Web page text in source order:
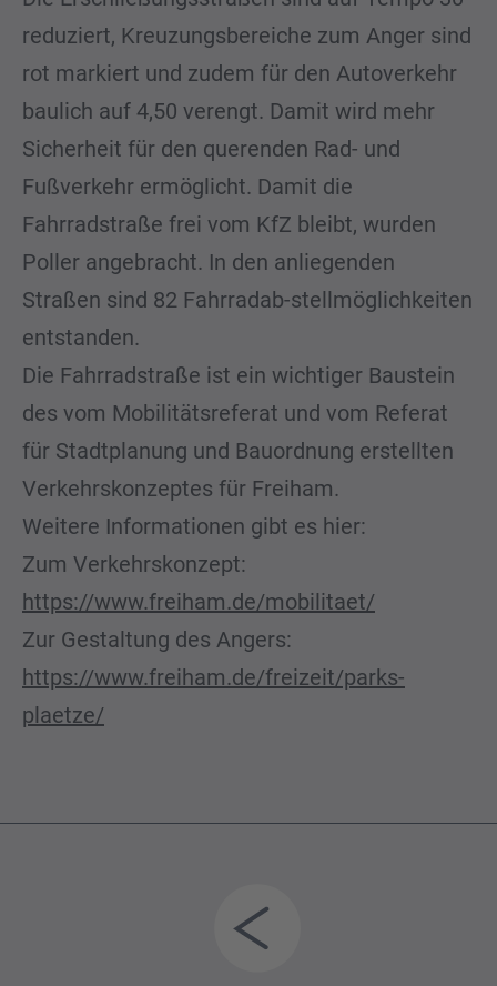
reduziert, Kreuzungsbereiche zum Anger sind
rot markiert und zudem für den Autoverkehr
baulich auf 4,50 verengt. Damit wird mehr
Sicherheit für den querenden Rad- und
Fußverkehr ermöglicht. Damit die
Fahrradstraße frei vom KfZ bleibt, wurden
Poller angebracht. In den anliegenden
Straßen sind 82 Fahrradab-stellmöglichkeiten
entstanden.
Die Fahrradstraße ist ein wichtiger Baustein
des vom Mobilitätsreferat und vom Referat
für Stadtplanung und Bauordnung erstellten
Verkehrskonzeptes für Freiham.
Weitere Informationen gibt es hier:
Zum Verkehrskonzept:
https://www.freiham.de/mobilitaet/
Zur Gestaltung des Angers:
https://www.freiham.de/freizeit/parks-
plaetze/